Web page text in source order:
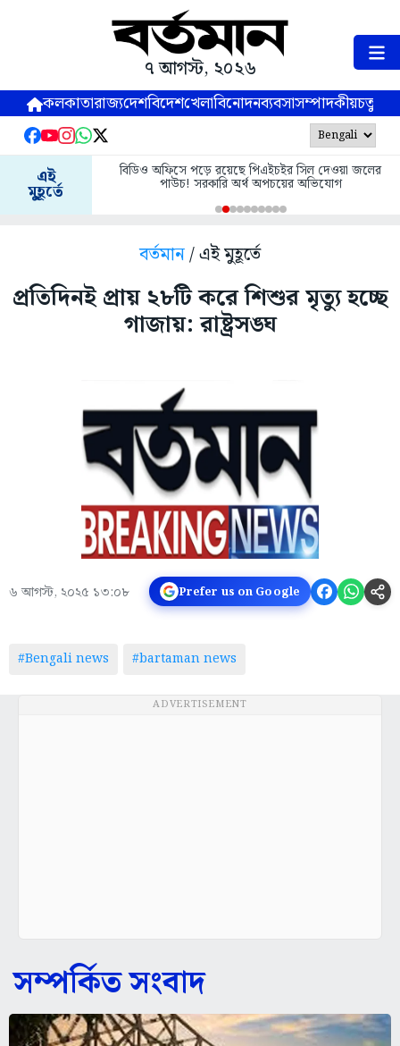
৭ আগস্ট, ২০২৬
কলকাতারাজ্যদেশবিদেশখেলাবিনোদনব্যবসাসম্পাদকীয়
এই
মুহূর্তে
বিডিও অফিসে পড়ে রয়েছে পিএইচইর সিল দেওয়া জলের
পাউচ! সরকারি অর্থ অপচয়ের অভিযোগ
বর্তমান/ এই মুহূর্তে
প্রতিদিনই প্রায় ২৮টি করে শিশুর মৃত্যু হচ্ছে
গাজায়: রাষ্ট্রসঙ্ঘ
৬ আগস্ট, ২০২৫ ১৩:০৮ Prefer us on Google
#Bengali news #bartaman news
ADVERTISEMENT
সম্পর্কিত সংবাদ